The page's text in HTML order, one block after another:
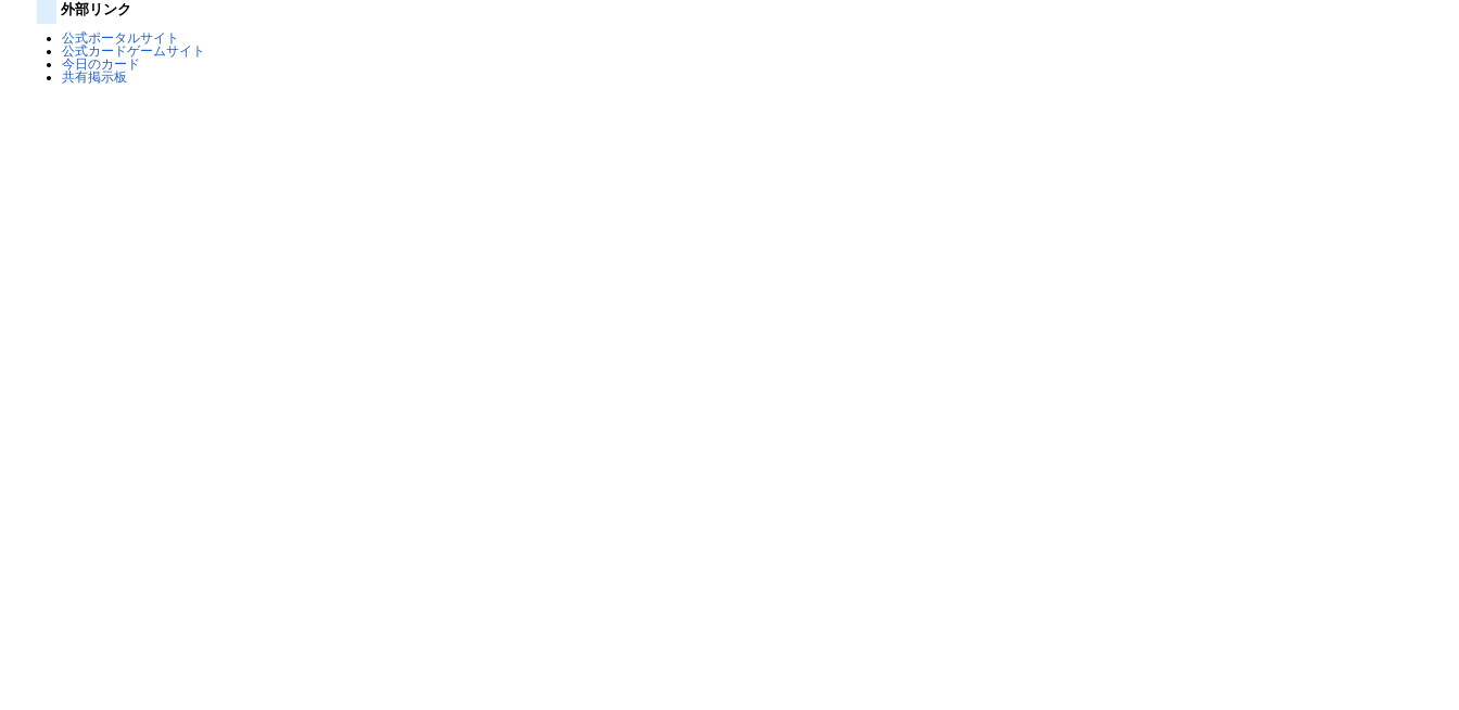
外部リンク
公式ポータルサイト
公式カードゲームサイト
今日のカード
共有掲示板